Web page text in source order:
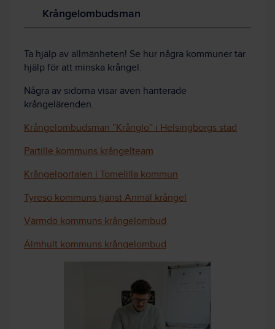
Krångelombudsman
Ta hjälp av allmänheten! Se hur några kommuner tar
hjälp för att minska krångel.
Några av sidorna visar även hanterade
krångelärenden.
Krångelombudsman ”Krånglo” i Helsingborgs stad
Partille kommuns krångelteam
Krångelportalen i Tomelilla kommun
Tyresö kommuns tjänst Anmäl krångel
Värmdö kommuns krångelombud
Älmhult kommuns krångelombud